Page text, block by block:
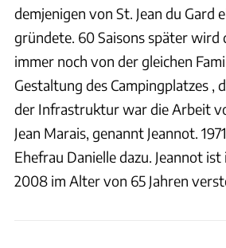
demjenigen von St. Jean du Gard
gründete. 60 Saisons später wird
immer noch von der gleichen
Gestaltung des Campingplatzes ,
der Infrastruktur war die Arbeit
Jean Marais, genannt Jeannot.
Ehefrau Danielle dazu. Jeannot
2008 im Alter von 65 Jahren